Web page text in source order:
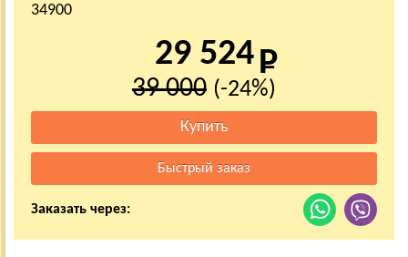
34900
29 524
39 000 (-24%)
Заказать через: